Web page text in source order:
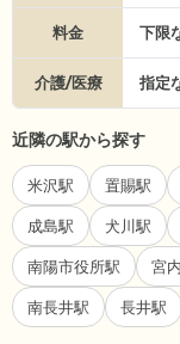
料金 下限
介護/医療 指定
近隣の駅から探す
米沢駅 置賜駅
成島駅 犬川駅
南陽市役所駅 宮
南長井駅 長井駅